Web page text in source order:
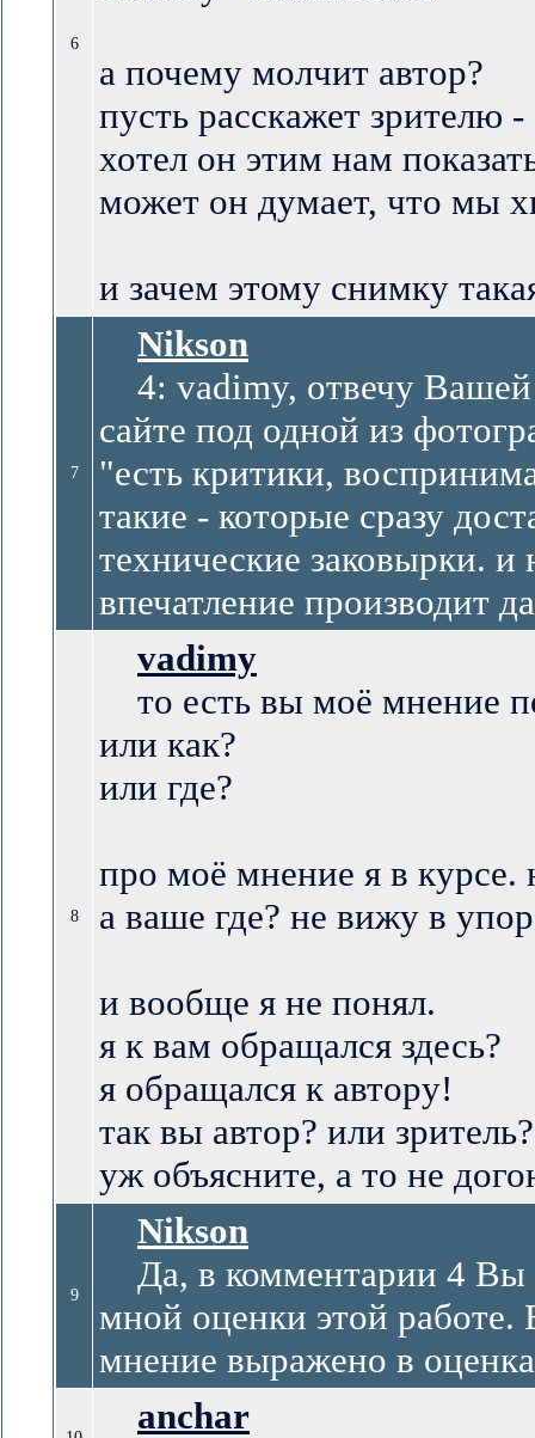
6
а почему молчит автор?
пусть расскажет зрителю
хотел он этим нам
может он думает, что мы
и зачем этому снимку
7
Nikson
4: vadimy, отвечу Вашей
сайте под одной из
"есть критики,
такие - которые сразу
технические заковырки. и
впечатление производит
8
vadimy
то есть вы моё мнение
или как?
или где?
про моё мнение я в курсе.
а ваше где? не вижу в
и вообще я не понял.
я к вам обращался здесь?
я обращался к автору!
так вы автор? или
уж объясните, а то не
9
Nikson
Да, в комментарии 4 Вы
мной оценки этой работе.
мнение выражено в
anchar